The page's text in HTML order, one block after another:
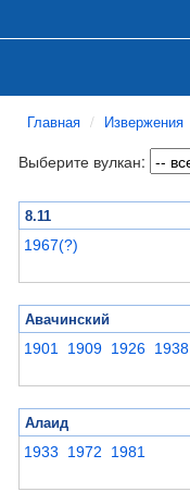
Главная Извержения
Выберите вулкан:
8.11
1967(?)
Авачинский
1901 1909 1926 1938
Алаид
1933 1972 1981